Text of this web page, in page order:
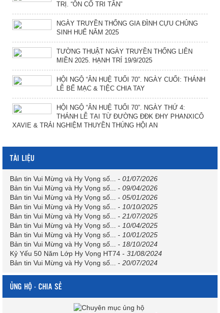
TRỊ. “ÔN CỐ TRI TÂN”
NGÀY TRUYỀN THỐNG GIA ĐÌNH CỰU CHỦNG
SINH HUẾ NĂM 2025
TƯỜNG THUẬT NGÀY TRUYỀN THỐNG LIÊN
MIỀN 2025. HẠNH TRÍ 19/9/2025
HỘI NGỘ “ÂN HUỆ TUỔI 70”. NGÀY CUỐI: THÁNH
LỄ BẾ MẠC & TIỆC CHIA TAY
HỘI NGỘ “ÂN HUỆ TUỔI 70”. NGÀY THỨ 4:
THÁNH LỄ TẠI TỪ ĐƯỜNG ĐĐK ĐHY PHANXICÔ
XAVIE & TRẢI NGHIỆM THUYỀN THÚNG HỘI AN
TÀI LIỆU
Bản tin Vui Mừng và Hy Vọng số... - 01/07/2026
Bản tin Vui Mừng và Hy Vọng số... - 09/04/2026
Bản tin Vui Mừng và Hy Vọng số... - 05/01/2026
Bản tin Vui Mừng và Hy Vọng số... - 10/10/2025
Bản tin Vui Mừng và Hy Vọng số... - 21/07/2025
Bản tin Vui Mừng và Hy Vọng số... - 10/04/2025
Bản tin Vui Mừng và Hy Vọng số... - 10/01/2025
Bản tin Vui Mừng và Hy Vọng số... - 18/10/2024
Kỷ Yếu 50 Năm Lớp Hy Vọng HT74 - 31/08/2024
Bản tin Vui Mừng và Hy Vọng số... - 20/07/2024
ỦNG HỘ - CHIA SẺ